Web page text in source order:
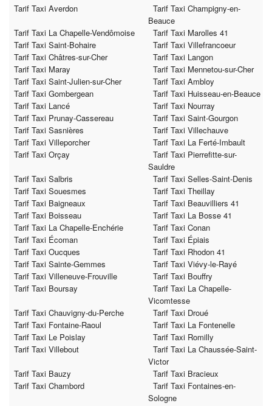
Tarif Taxi Averdon
Tarif Taxi Champigny-en-
Beauce
Tarif Taxi La Chapelle-Vendômoise
Tarif Taxi Marolles 41
Tarif Taxi Saint-Bohaire
Tarif Taxi Villefrancoeur
Tarif Taxi Châtres-sur-Cher
Tarif Taxi Langon
Tarif Taxi Maray
Tarif Taxi Mennetou-sur-Cher
Tarif Taxi Saint-Julien-sur-Cher
Tarif Taxi Ambloy
Tarif Taxi Gombergean
Tarif Taxi Huisseau-en-Beauce
Tarif Taxi Lancé
Tarif Taxi Nourray
Tarif Taxi Prunay-Cassereau
Tarif Taxi Saint-Gourgon
Tarif Taxi Sasnières
Tarif Taxi Villechauve
Tarif Taxi Villeporcher
Tarif Taxi La Ferté-Imbault
Tarif Taxi Orçay
Tarif Taxi Pierrefitte-sur-
Sauldre
Tarif Taxi Salbris
Tarif Taxi Selles-Saint-Denis
Tarif Taxi Souesmes
Tarif Taxi Theillay
Tarif Taxi Baigneaux
Tarif Taxi Beauvilliers 41
Tarif Taxi Boisseau
Tarif Taxi La Bosse 41
Tarif Taxi La Chapelle-Enchérie
Tarif Taxi Conan
Tarif Taxi Écoman
Tarif Taxi Épiais
Tarif Taxi Oucques
Tarif Taxi Rhodon 41
Tarif Taxi Sainte-Gemmes
Tarif Taxi Viévy-le-Rayé
Tarif Taxi Villeneuve-Frouville
Tarif Taxi Bouffry
Tarif Taxi Boursay
Tarif Taxi La Chapelle-
Vicomtesse
Tarif Taxi Chauvigny-du-Perche
Tarif Taxi Droué
Tarif Taxi Fontaine-Raoul
Tarif Taxi La Fontenelle
Tarif Taxi Le Poislay
Tarif Taxi Romilly
Tarif Taxi Villebout
Tarif Taxi La Chaussée-Saint-
Victor
Tarif Taxi Bauzy
Tarif Taxi Bracieux
Tarif Taxi Chambord
Tarif Taxi Fontaines-en-
Sologne